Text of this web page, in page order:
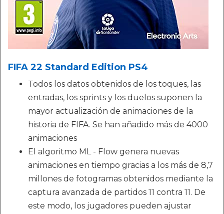
FIFA 22 Standard Edition PS4
Todos los datos obtenidos de los toques, las
entradas, los sprints y los duelos suponen la
mayor actualización de animaciones de la
historia de FIFA. Se han añadido más de 4000
animaciones
El algoritmo ML - Flow genera nuevas
animaciones en tiempo gracias a los más de 8,7
millones de fotogramas obtenidos mediante la
captura avanzada de partidos 11 contra 11. De
este modo, los jugadores pueden ajustar